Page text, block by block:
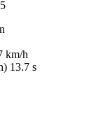
km/h
13.7 s